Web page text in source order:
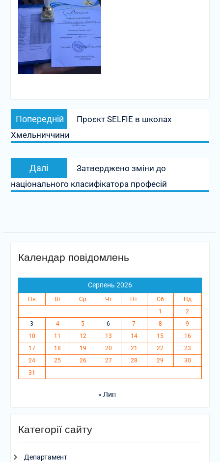
Навігація
записів
Попередній
запис:
Проєкт SELFIE в школах
Хмельниччини
Далі
запис:
Затверджено зміни до
національного класифікатора професій
Календар повідомлень
Серпень 2026
Пн Вт Ср Чт Пт Сб
Нд
1
2
3
4 5 6 7 8
9
10
11 12 13 14 15
16
17
18 19 20 21 22
23
24
25 26 27 28 29
30
31
« Лип
Категорії сайту
Департамент